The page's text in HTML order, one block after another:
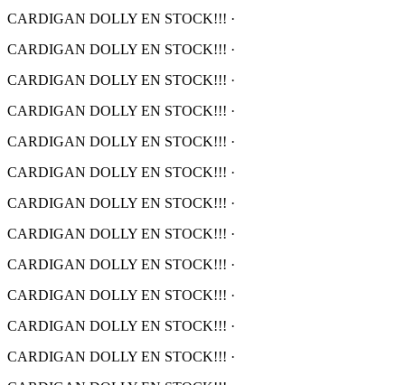
CARDIGAN DOLLY EN STOCK!!! ·
CARDIGAN DOLLY EN STOCK!!! ·
CARDIGAN DOLLY EN STOCK!!! ·
CARDIGAN DOLLY EN STOCK!!! ·
CARDIGAN DOLLY EN STOCK!!! ·
CARDIGAN DOLLY EN STOCK!!! ·
CARDIGAN DOLLY EN STOCK!!! ·
CARDIGAN DOLLY EN STOCK!!! ·
CARDIGAN DOLLY EN STOCK!!! ·
CARDIGAN DOLLY EN STOCK!!! ·
CARDIGAN DOLLY EN STOCK!!! ·
CARDIGAN DOLLY EN STOCK!!! ·